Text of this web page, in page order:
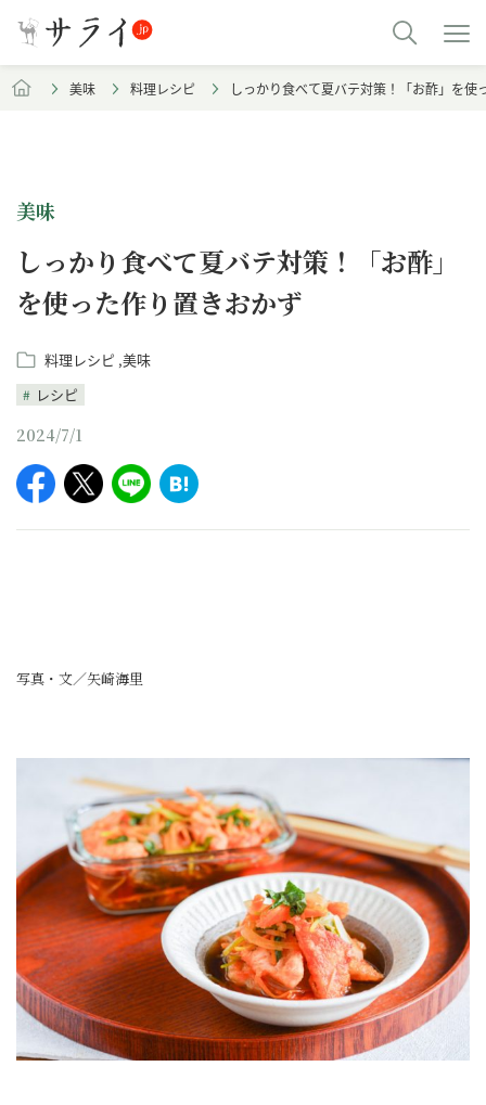
美味 料理レシピ しっかり食べて夏バテ対策！「お酢」を使
美味
しっかり食べて夏バテ対策！「お酢」
を使った作り置きおかず
料理レシピ 美味
レシピ
2024/7/1
写真・文／矢崎海里